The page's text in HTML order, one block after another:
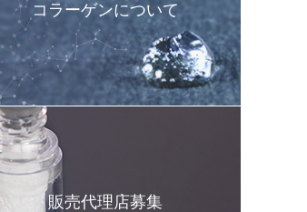
コラーゲンについて
販売代理店募集